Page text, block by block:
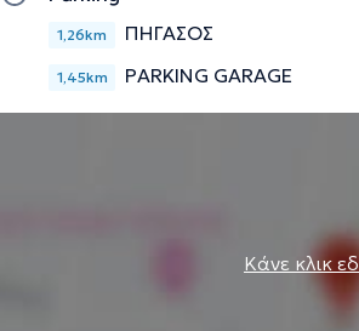
1,26km ΠΗΓΑΣΟΣ
1,45km PARKING GARAGE
Κάνε κλικ